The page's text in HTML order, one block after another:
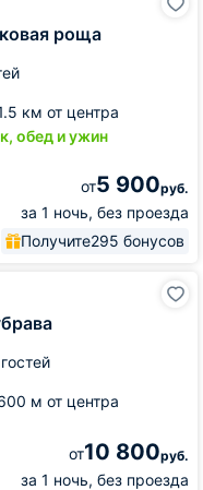
роща
км от центра
обед и ужин
от5 900руб.
за 1 ночь, без проезда
Получите295 бонусов
м от центра
от10 800руб.
за 1 ночь, без проезда